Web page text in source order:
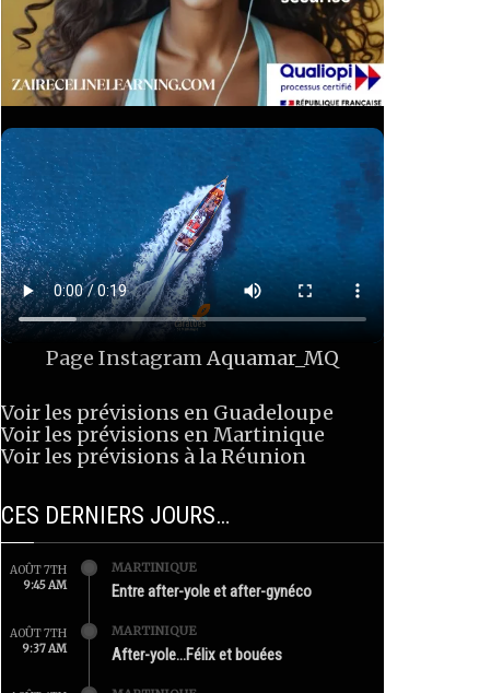
Page InstagramAquamar_MQ
Voir les prévisions en Guadeloupe
Voir les prévisions en Martinique
Voir les prévisions à la Réunion
CES DERNIERS JOURS…
AOÛT 7TH
9:45 AM
MARTINIQUE
Entre after-yole et after-gynéco
AOÛT 7TH
9:37 AM
MARTINIQUE
After-yole…Félix et bouées